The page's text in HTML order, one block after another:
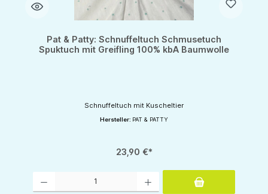
Pat & Patty: Schnuffeltuch Schmusetuch
Spuktuch mit Greifling 100% kbA Baumwolle
Schnuffeltuch mit Kuscheltier
Hersteller: PAT & PATTY
23,90 €*